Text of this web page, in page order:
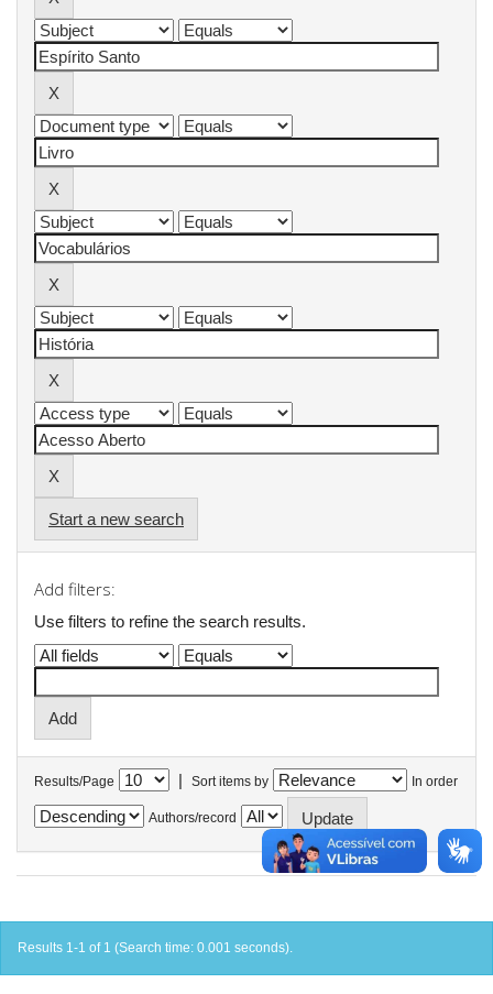
Start a new search
Add filters:
Use filters to refine the search results.
Results/Page | Sort items by In order
Authors/record
Results 1-1 of 1 (Search time: 0.001 seconds).